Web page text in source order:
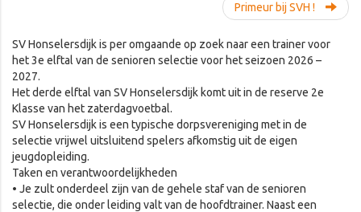
Primeur bij SVH !
SV Honselersdijk is per omgaande op zoek naar een trainer voor
het 3e elftal van de senioren selectie voor het seizoen 2026 –
2027.
Het derde elftal van SV Honselersdijk komt uit in de reserve 2e
Klasse van het zaterdagvoetbal.
SV Honselersdijk is een typische dorpsvereniging met in de
selectie vrijwel uitsluitend spelers afkomstig uit de eigen
jeugdopleiding.
Taken en verantwoordelijkheden
• Je zult onderdeel zijn van de gehele staf van de senioren
selectie, die onder leiding valt van de hoofdtrainer. Naast een